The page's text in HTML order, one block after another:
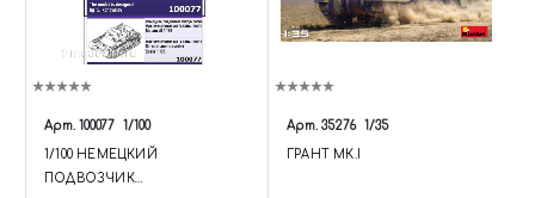
Арт. 100077 1/100
1/100 НЕМЕЦКИЙ
ПОДВОЗЧИК
Арт. 35276 1/35
ГРАНТ МК.I